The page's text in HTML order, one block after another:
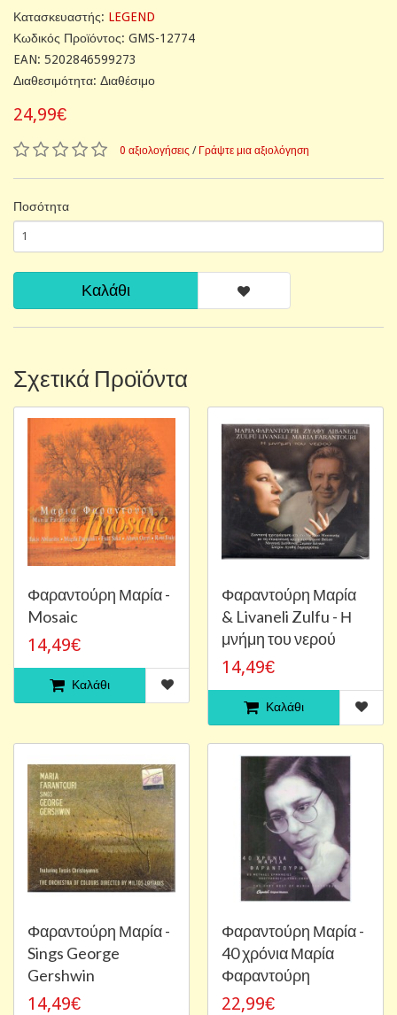
Κατασκευαστής: LEGEND
Κωδικός Προϊόντος: GMS-12774
EAN: 5202846599273
Διαθεσιμότητα: Διαθέσιμο
24,99€
0 αξιολογήσεις / Γράψτε μια αξιολόγηση
Ποσότητα
Καλάθι
Σχετικά Προϊόντα
Φαραντούρη Μαρία -
Mosaic
14,49€
Καλάθι
Φαραντούρη Μαρία
& Livaneli Zulfu - Η
μνήμη του νερού
14,49€
Καλάθι
Φαραντούρη Μαρία -
Sings George
Gershwin
14,49€
Φαραντούρη Μαρία -
40 χρόνια Μαρία
Φαραντούρη
22,99€